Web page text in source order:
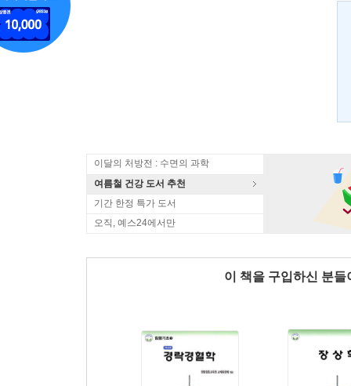
이달의 처방전 : 수면의 과학
여름철 건강 도서 추천
기간 한정 특가 도서
오직, 예스24에서만
이 책을 구입하신 분